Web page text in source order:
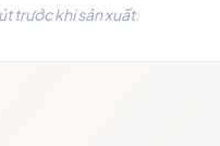
trước khi sản xuất.